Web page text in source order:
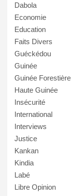
Dabola
Economie
Education
Faits Divers
Guéckédou
Guinée
Guinée Forestière
Haute Guinée
Insécurité
International
Interviews
Justice
Kankan
Kindia
Labé
Libre Opinion